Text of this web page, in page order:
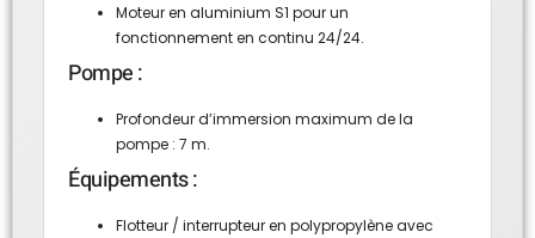
Moteur en aluminium S1 pour un
fonctionnement en continu 24/24.
Pompe :
Profondeur d’immersion maximum de la
pompe : 7 m.
Équipements :
Flotteur / interrupteur en polypropylène avec